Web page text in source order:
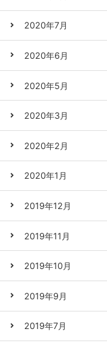
2020年7月
2020年6月
2020年5月
2020年3月
2020年2月
2020年1月
2019年12月
2019年11月
2019年10月
2019年9月
2019年7月